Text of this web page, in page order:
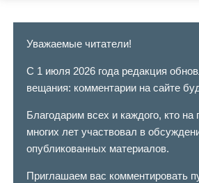
Уважаемые читатели!
С 1 июля 2026 года редакция
вещания: комментарии на сайте
Благодарим всех и каждого, кто на
многих лет участвовал в
опубликованных материалов.
Приглашаем вас комментировать